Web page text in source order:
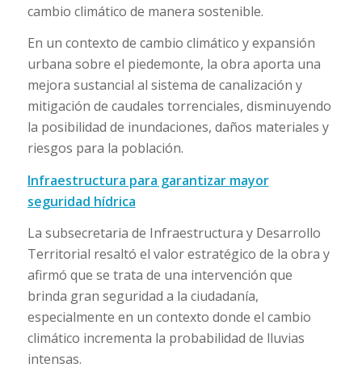
cambio climático de manera sostenible.
En un contexto de cambio climático y expansión
urbana sobre el piedemonte, la obra aporta una
mejora sustancial al sistema de canalización y
mitigación de caudales torrenciales, disminuyendo
la posibilidad de inundaciones, daños materiales y
riesgos para la población.
Infraestructura para garantizar mayor
seguridad hídrica
La subsecretaria de Infraestructura y Desarrollo
Territorial resaltó el valor estratégico de la obra y
afirmó que se trata de una intervención que
brinda gran seguridad a la ciudadanía,
especialmente en un contexto donde el cambio
climático incrementa la probabilidad de lluvias
intensas.